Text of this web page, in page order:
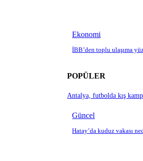
Ekonomi
İBB’den toplu ulaşıma
Güncel
Hatay’da kuduz vakası
POPÜLER
Antalya, futbolda kış